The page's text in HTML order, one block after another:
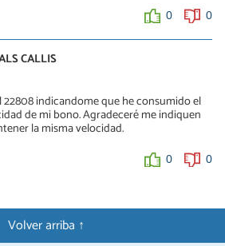
0 0
CALLIS
indicandome que he consumido el
de mi bono. Agradeceré me indiquen
la misma velocidad.
0 0
Volver arriba ↑